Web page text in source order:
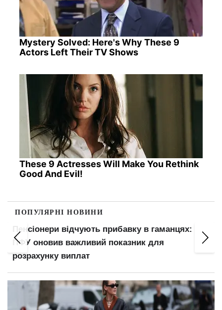
Mystery Solved: Here's Why These 9
Actors Left Their TV Shows
These 9 Actresses Will Make You Rethink
Good And Evil!
ПОПУЛЯРНІ НОВИНИ
в гаманцях:
для
Мінімальну пенсію підвищать до
коли виплати сягнуть 12 000